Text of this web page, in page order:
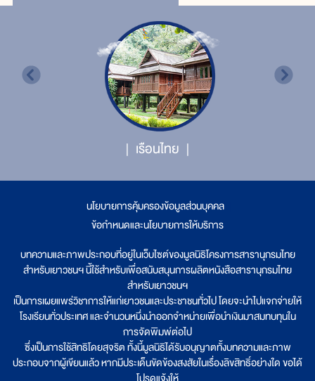
เรือนไทย
นโยบายการคุ้มครองข้อมูลส่วนบุคคล
ข้อกำหนดและนโยบายการให้บริการ
บทความและภาพประกอบที่อยู่ในเว็บไซต์ของมูลนิธิโครงการสารานุกรมไทย
สำหรับเยาวชนฯ นี้ใช้สำหรับเพื่อสนับสนุนการผลิตหนังสือสารานุกรมไทย
สำหรับเยาวชนฯ
เป็นการเผยแพร่วิชาการให้แก่เยาวชนและประชาชนทั่วไป โดยจะนำไปแจกจ่ายให้
โรงเรียนทั่วประเทศ และจำนวนหนึ่งนำออกจำหน่ายเพื่อนำเงินมาสมทบทุนใน
การจัดพิมพ์ต่อไป
ซึ่งเป็นการใช้สิทธิโดยสุจริต ทั้งนี้มูลนิธิได้รับอนุญาตทั้งบทความและภาพ
ประกอบจากผู้เขียนแล้ว หากมีประเด็นขัดข้องสงสัยในเรื่องลิขสิทธิ์อย่างใด ขอได้